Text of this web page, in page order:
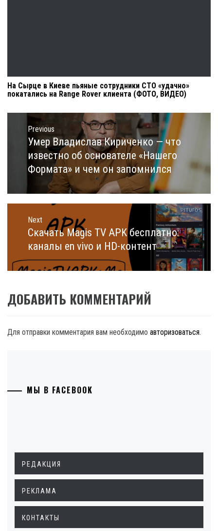
На Сырце в Киеве пьяные сотрудники СТО «удачно»
покатались на Range Rover клиента (ФОТО, ВИДЕО)
Навигация
записям
Previous
Previous
post:
Умер Владислав Кириченко — что
известно об основателе «Нашего
Формата» и чем он запомнился
Next
Next
post:
Скачать Magis TV APK бесплатно:
каналы en vivo и HD-контент
ДОБАВИТЬ КОММЕНТАРИЙ
Для отправки комментария вам необходимо авторизоваться.
МЫ В FACEBOOK
РЕДАКЦИЯ
РЕКЛАМА
КОНТАКТЫ